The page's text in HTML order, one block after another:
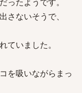
さないそうで、
ていました。
を吸いながらまっ